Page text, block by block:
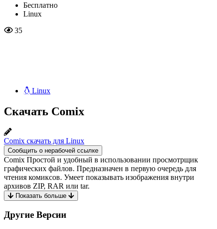
Бесплатно
Linux
35
Linux
Скачать Comix
Comix скачать для Linux
Сообщить о нерабочей ссылке
Comix Простой и удобный в использовании просмотрщик
графических файлов. Предназначен в первую очередь для
чтения комиксов. Умеет показывать изображения внутри
архивов ZIP, RAR или tar.
Показать больше
Другие Версии